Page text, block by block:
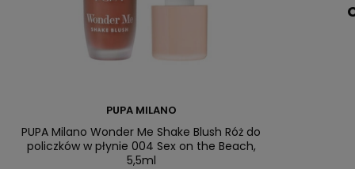
PUPA MILANO
PUPA Milano Wonder Me Shake Blush Róż do
policzków w płynie 004 Sex on the Beach,
5,5ml